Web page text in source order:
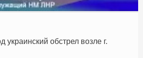
обстрел возле г.